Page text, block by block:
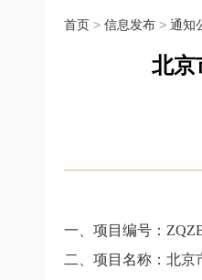
首页 > 信息发布 > 通知
北京
一、项目编号：
二、项目名称：北